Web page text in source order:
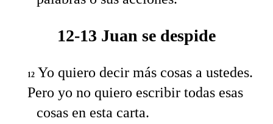
12-13 Juan se despide
12 Yo quiero decir más cosas a ustedes.
Pero yo no quiero escribir todas esas
cosas en esta carta.